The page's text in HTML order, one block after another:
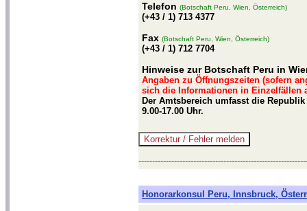
Telefon (Botschaft Peru, Wien, Österreich)
(+43 / 1) 713 4377
Fax (Botschaft Peru, Wien, Österreich)
(+43 / 1) 712 7704
Hinweise zur Botschaft Peru in
Angaben zu Öffnungszeiten (sofern
sich die Informationen in Einzelfällen
Der Amtsbereich umfasst die
9.00-17.00 Uhr.
Honorarkonsul Peru, Innsbruck,